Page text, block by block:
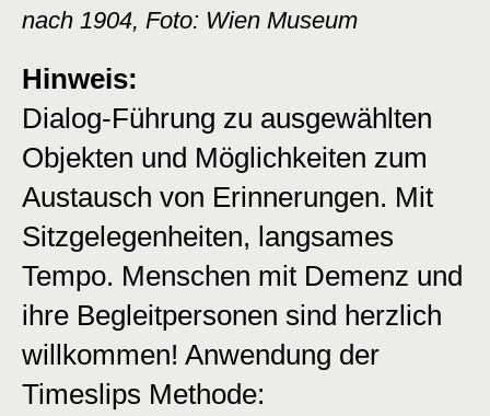
nach 1904, Foto: Wien Museum
Hinweis:
Dialog-Führung zu ausgewählten
Objekten und Möglichkeiten zum
Austausch von Erinnerungen. Mit
Sitzgelegenheiten, langsames
Tempo. Menschen mit Demenz und
ihre Begleitpersonen sind herzlich
willkommen! Anwendung der
Timeslips Methode: